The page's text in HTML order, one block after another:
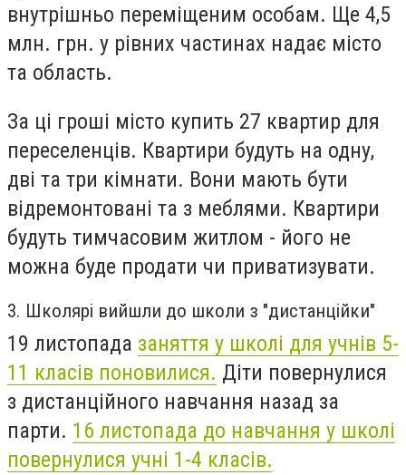
внутрішньо переміщеним особам. Ще 4,5
млн. грн. у рівних частинах надає місто
та область.
За ці гроші місто купить 27 квартир для
переселенців. Квартири будуть на одну,
дві та три кімнати. Вони мають бути
відремонтовані та з меблями. Квартири
будуть тимчасовим житлом - його не
можна буде продати чи приватизувати.
3. Школярі вийшли до школи з "дистанційки"
19 листопада заняття у школі для учнів 5-
11 класів поновилися. Діти повернулися
з дистанційного навчання назад за
парти. 16 листопада до навчання у школі
повернулися учні 1-4 класів.